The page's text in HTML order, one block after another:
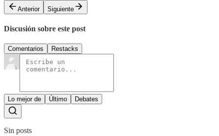
Anterior
Siguiente
Discusión sobre este post
Comentarios Restacks
Lo mejor de Último Debates
Sin posts